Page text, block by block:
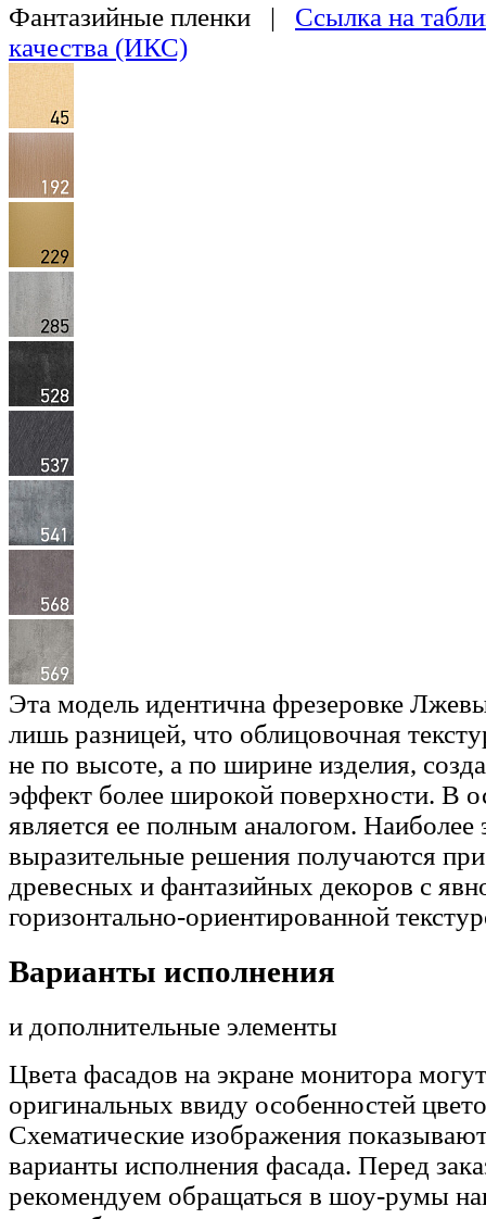
Фантазийные пленки | Ссылка на
качества (ИКС)
Эта модель идентична фрезеровке
лишь разницей, что облицовочная
не по высоте, а по ширине изделия,
эффект более широкой поверхности. В
является ее полным аналогом.
выразительные решения получаются
древесных и фантазийных декоров с
горизонтально-ориентированной
Варианты исполнения
и дополнительные элементы
Цвета фасадов на экране монитора
оригинальных ввиду особенностей
Схематические изображения
варианты исполнения фасада. Перед
рекомендуем обращаться в шоу-румы